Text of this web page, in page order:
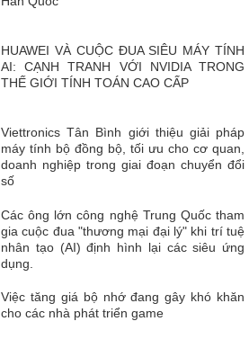
HUAWEI VÀ CUỘC ĐUA SIÊU MÁY TÍNH
AI: CẠNH TRANH VỚI NVIDIA TRONG
THẾ GIỚI TÍNH TOÁN CAO CẤP
Viettronics Tân Bình giới thiệu giải pháp
máy tính bộ đồng bộ, tối ưu cho cơ quan,
doanh nghiệp trong giai đoạn chuyển đổi
số
Các ông lớn công nghệ Trung Quốc tham
gia cuộc đua "thương mại đại lý" khi trí tuệ
nhân tạo (AI) định hình lại các siêu ứng
dụng.
Việc tăng giá bộ nhớ đang gây khó khăn
cho các nhà phát triển game